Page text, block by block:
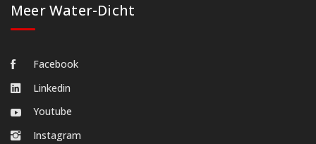
Meer Water-Dicht
Facebook
Linkedin
Youtube
Instagram